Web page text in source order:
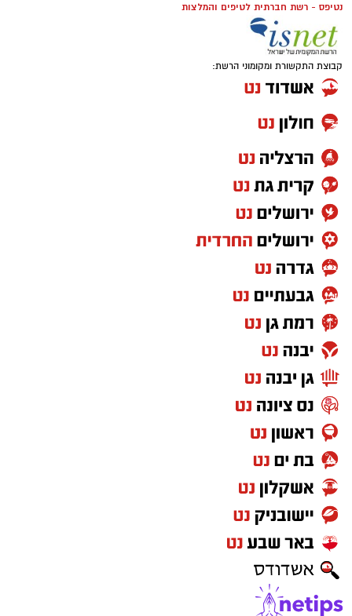
נטיפס - רשת חברתית לטיפים והמלצות
קבוצת התקשורת ומקומוני הרשת: